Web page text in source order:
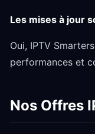
Les mises à jour
Oui, IPTV
performances et
Nos Offres